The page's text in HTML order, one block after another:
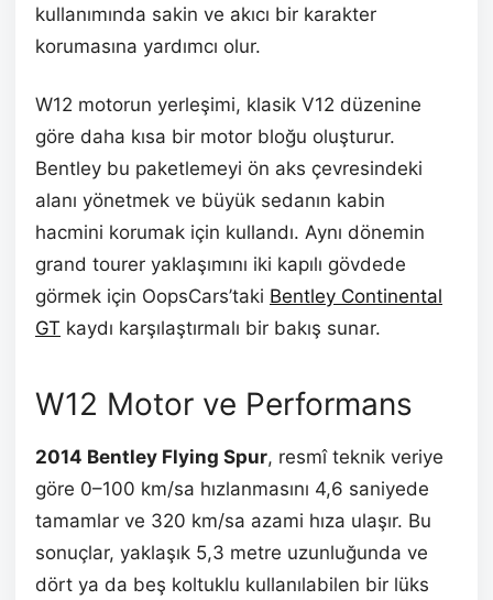
kullanımında sakin ve akıcı bir karakter
korumasına yardımcı olur.
W12 motorun yerleşimi, klasik V12 düzenine
göre daha kısa bir motor bloğu oluşturur.
Bentley bu paketlemeyi ön aks çevresindeki
alanı yönetmek ve büyük sedanın kabin
hacmini korumak için kullandı. Aynı dönemin
grand tourer yaklaşımını iki kapılı gövdede
görmek için OopsCars’taki Bentley Continental
GT kaydı karşılaştırmalı bir bakış sunar.
W12 Motor ve Performans
2014 Bentley Flying Spur, resmî teknik veriye
göre 0–100 km/sa hızlanmasını 4,6 saniyede
tamamlar ve 320 km/sa azami hıza ulaşır. Bu
sonuçlar, yaklaşık 5,3 metre uzunluğunda ve
dört ya da beş koltuklu kullanılabilen bir lüks